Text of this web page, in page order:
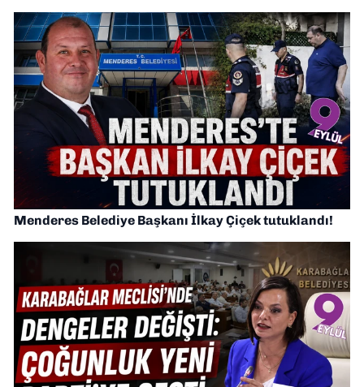
Menderes Belediye Başkanı İlkay Çiçek tutuklandı!